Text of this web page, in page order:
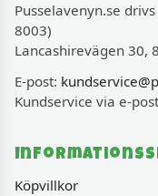
Pusselavenyn.se
8003)
Lancashirevägen 30,
E-post:
Kundservice via e-
Köpvillkor